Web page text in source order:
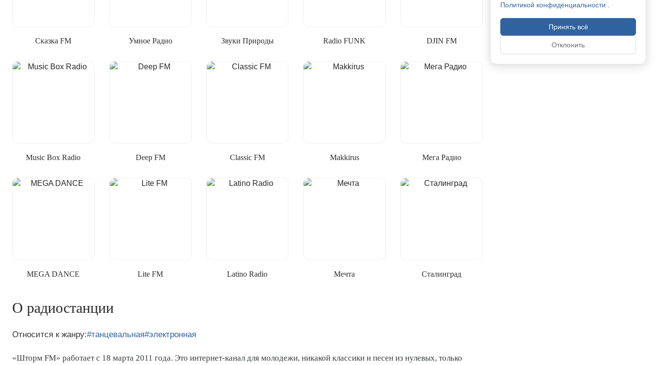
Сказка FM Умное Радио Звуки Природы Radio FUNK DJIN FM
Music Box Radio Deep FM Classic FM Makkirus Мега Радио
MEGA DANCE Lite FM Latino Radio Мечта Сталинград
О радиостанции
Относится к жанру:#танцевальная#электронная
«Шторм FM» работает с 18 марта 2011 года. Это интернет-канал для молодежи, никакой классики и песен из нулевых, только
Политикой конфиденциальности
Принять всё
Отклонить